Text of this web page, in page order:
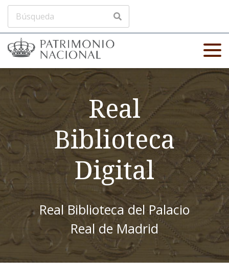
Real
Biblioteca
Digital
Real Biblioteca del Palacio
Real de Madrid